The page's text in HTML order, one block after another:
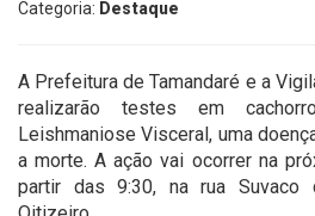
Categoria: Destaque
A Prefeitura de Tamandaré e a
realizarão testes em
Leishmaniose Visceral, uma
a morte. A ação vai ocorrer na
partir das 9:30, na rua Suvaco